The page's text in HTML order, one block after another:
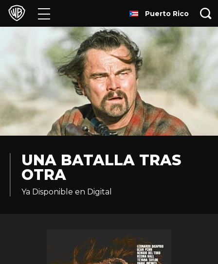
Películas
Juegos y Aplicaciones
Franquicias
Colecciones
Experiencias
Puerto Rico
UNA BATALLA TRAS
OTRA
Ya Disponible en Digital